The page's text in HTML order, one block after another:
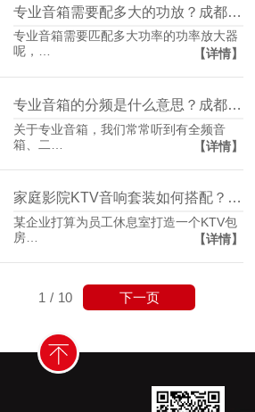
专业音箱需要配多大的功放？成都鹰皇科技灯光音响视频工程为您解答
专业音箱需要匹配多大功率的功率放大器
呢，…
【详情】
专业音箱的分频是什么意思？成都鹰皇科技灯光音响视频工程为您解答
关于专业音箱，我们常常听到有全频音
箱、二…
【详情】
家庭影院KTV音响套装如何搭配？成都鹰皇科技灯光音响视频工程为你推荐
某企业打算为员工休息室打造一个KTV包
房…
【详情】
1 / 10 下一页